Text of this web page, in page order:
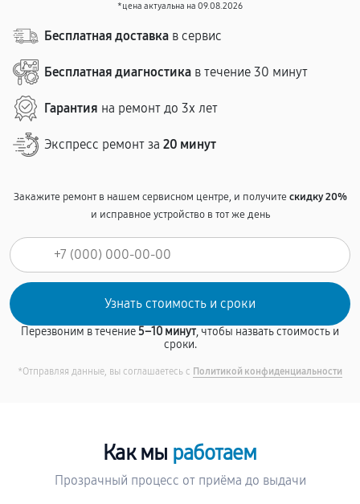
*цена актуальна на 09.08.2026
Бесплатная доставка в сервис
Бесплатная диагностика в течение 30 минут
Гарантия на ремонт до 3х лет
Экспресс ремонт за 20 минут
Закажите ремонт в нашем сервисном центре, и получитескидку 20%
и исправное устройство в тот же день
Перезвоним в течение5–10 минут, чтобы назвать стоимость и
сроки.
*Отправляя данные, вы соглашаетесь с Политикой конфиденциальности
Как мы работаем
Прозрачный процесс от приёма до выдачи